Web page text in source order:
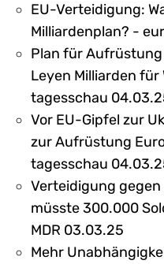
EU-Verteidigung:
Milliardenplan? -
Plan für Aufrüstung
Leyen Milliarden
tagesschau
Vor EU-Gipfel zur
zur Aufrüstung
tagesschau
Verteidigung gegen
müsste 300.000
MDR 03.03.25
Mehr